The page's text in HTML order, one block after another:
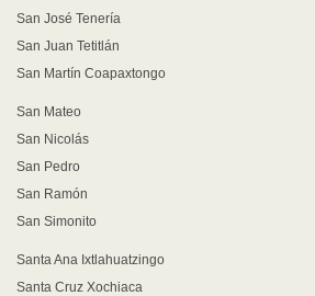
San José Tenería
San Juan Tetitlán
San Martín Coapaxtongo
San Mateo
San Nicolás
San Pedro
San Ramón
San Simonito
Santa Ana Ixtlahuatzingo
Santa Cruz Xochiaca